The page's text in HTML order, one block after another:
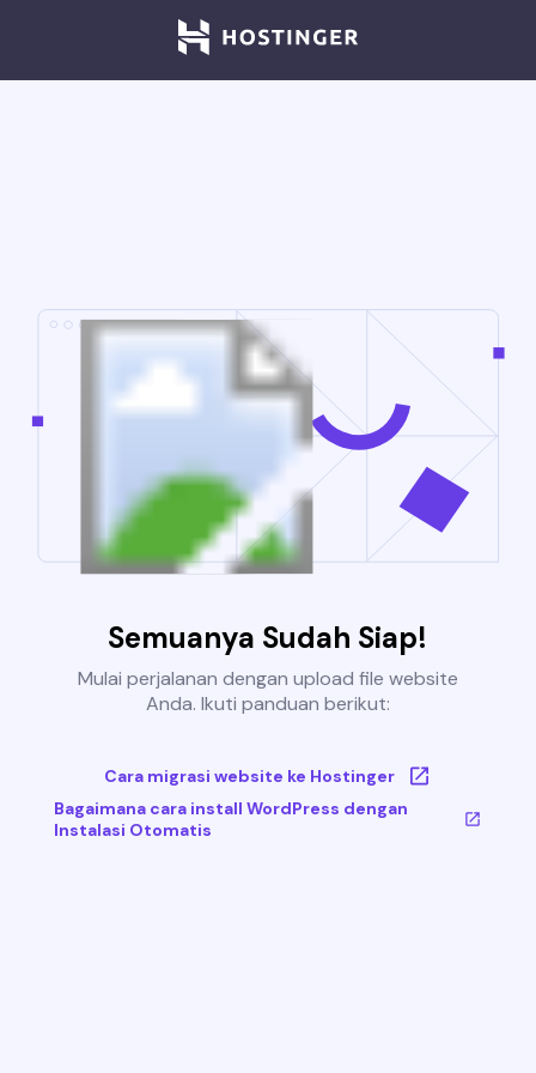
Semuanya Sudah Siap!
Mulai perjalanan dengan upload file website
Anda. Ikuti panduan berikut:
Cara migrasi website ke Hostinger
Bagaimana cara install WordPress dengan
Instalasi Otomatis